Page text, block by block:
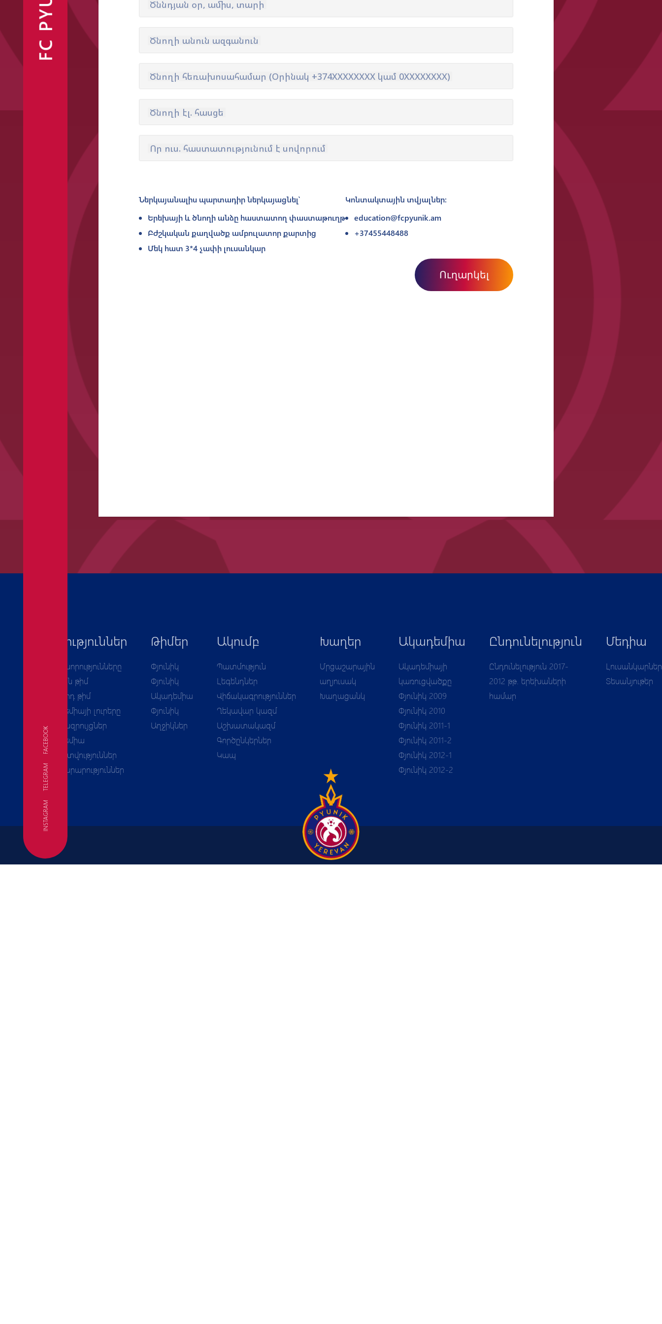
INSTAGRAM
TELEGRAM
FACEBOOK
Ֆանշոփ
FC PYUNIK
Ծննդյան օր, ամիս, տարի
Ծնողի անուն ազգանուն
Ծնողի հեռախոսահամար (Օրինակ +374XXXXXXXX կամ 0XXXXXXXX)
Ծնողի էլ. հասցե
Որ ուս. հաստատությունում է սովորում
Ներկայանալիս պարտադիր ներկայացնել՝
Երեխայի և ծնողի անձը հաստատող փաստաթուղթ
Բժշկական քաղվածք ամբուլատոր քարտից
Մեկ հատ 3*4 չափի լուսանկար
Կոնտակտային տվյալներ։
education@fcpyunik.am
+37455448488
Ուղարկել
Նորություններ
Բոլոր նորությունները
Առաջին թիմ
Երկրորդ թիմ
Ակադեմիայի լուրերը
Հարցազրույցներ
Ակադեմիա
Հաշվետվություններ
Հայտարարություններ
Թիմեր
Փյունիկ
Փյունիկ
Ակադեմիա
Փյունիկ
Աղջիկներ
Ակումբ
Պատմություն
Լեգենդներ
Վիճակագրություններ
Ղեկավար կազմ
Աշխատակազմ
Գործընկերներ
Կապ
Խաղեր
Մրցաշարային
աղյուսակ
Խաղացանկ
Ակադեմիա
Ակադեմիայի
կառուցվածքը
Փյունիկ 2009
Փյունիկ 2010
Փյունիկ 2011-1
Փյունիկ 2011-2
Փյունիկ 2012-1
Փյունիկ 2012-2
Ընդունելություն
Ընդունելություն 2017-
2012 թթ. երեխաների
համար
Մեդիա
Լուսանկարներ
Տեսանյութեր